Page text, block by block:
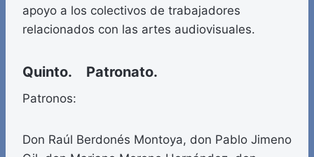
apoyo a los colectivos de trabajadores
relacionados con las artes audiovisuales.
Quinto. Patronato.
Patronos:
Don Raúl Berdonés Montoya, don Pablo Jimeno